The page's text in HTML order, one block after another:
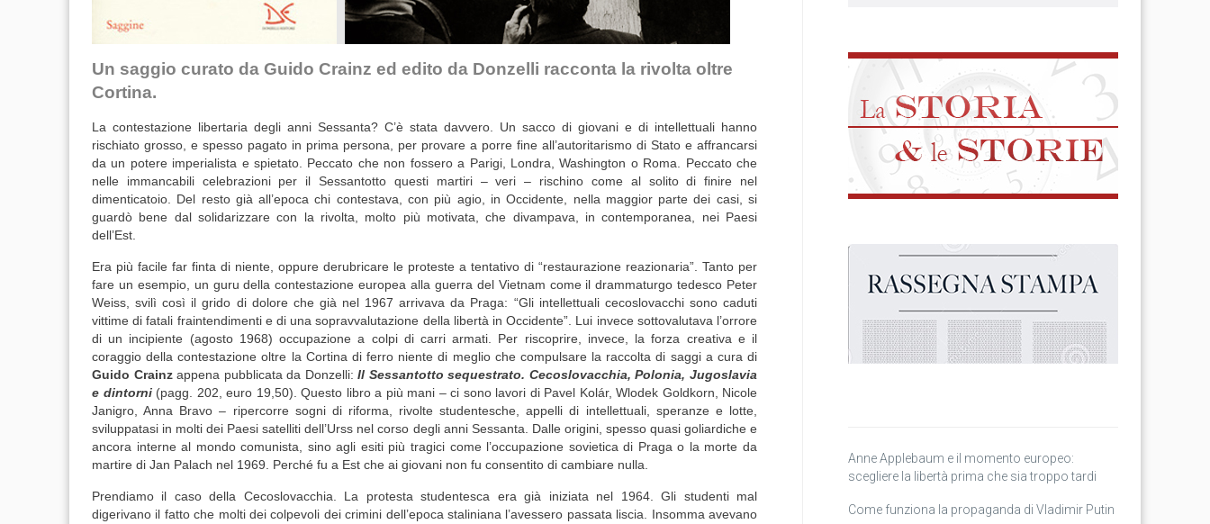
Un saggio curato da Guido Crainz ed edito da Donzelli racconta la rivolta oltre
Cortina.
La contestazione libertaria degli anni Sessanta? C’è stata davvero. Un sacco di giovani e di intellettuali hanno
rischiato grosso, e spesso pagato in prima persona, per provare a porre fine all’autoritarismo di Stato e affrancarsi
da un potere imperialista e spietato. Peccato che non fossero a Parigi, Londra, Washington o Roma. Peccato che
nelle immancabili celebrazioni per il Sessantotto questi martiri – veri – rischino come al solito di finire nel
dimenticatoio. Del resto già all’epoca chi contestava, con più agio, in Occidente, nella maggior parte dei casi, si
guardò bene dal solidarizzare con la rivolta, molto più motivata, che divampava, in contemporanea, nei Paesi
dell’Est.
Era più facile far finta di niente, oppure derubricare le proteste a tentativo di “restaurazione reazionaria”. Tanto per
fare un esempio, un guru della contestazione europea alla guerra del Vietnam come il drammaturgo tedesco Peter
Weiss, svilì così il grido di dolore che già nel 1967 arrivava da Praga: “Gli intellettuali cecoslovacchi sono caduti
vittime di fatali fraintendimenti e di una sopravvalutazione della libertà in Occidente”. Lui invece sottovalutava l’orrore
di un incipiente (agosto 1968) occupazione a colpi di carri armati. Per riscoprire, invece, la forza creativa e il
coraggio della contestazione oltre la Cortina di ferro niente di meglio che compulsare la raccolta di saggi a cura di
Guido Crainzappena pubblicata da Donzelli: Il Sessantotto sequestrato. Cecoslovacchia, Polonia, Jugoslavia
e dintorni (pagg. 202, euro 19,50). Questo libro a più mani – ci sono lavori di Pavel Kolár, Wlodek Goldkorn, Nicole
Janigro, Anna Bravo – ripercorre sogni di riforma, rivolte studentesche, appelli di intellettuali, speranze e lotte,
sviluppatasi in molti dei Paesi satelliti dell’Urss nel corso degli anni Sessanta. Dalle origini, spesso quasi goliardiche e
ancora interne al mondo comunista, sino agli esiti più tragici come l’occupazione sovietica di Praga o la morte da
martire di Jan Palach nel 1969. Perché fu a Est che ai giovani non fu consentito di cambiare nulla.
Prendiamo il caso della Cecoslovacchia. La protesta studentesca era già iniziata nel 1964. Gli studenti mal
digerivano il fatto che molti dei colpevoli dei crimini dell’epoca staliniana l’avessero passata liscia. Insomma avevano
Anne Applebaum e il momento europeo:
scegliere la libertà prima che sia troppo tardi
Come funziona la propaganda di Vladimir Putin